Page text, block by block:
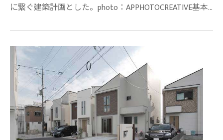
に繋ぐ建築計画とした。photo：APPHOTOCREATIVE基本